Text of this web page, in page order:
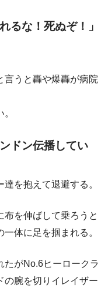
るな！死ぬぞ！」
言うと轟や爆轟が病院
ドン伝播してい
を抱えて退避する。
布を伸ばして乗ろうと
体に足を掴まれる。
たがNo.6ヒーロークラ
の腕を切りイレイザー